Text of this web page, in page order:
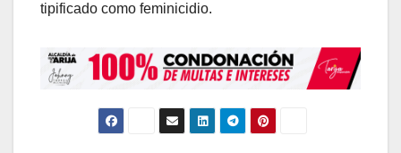
tipificado como feminicidio.